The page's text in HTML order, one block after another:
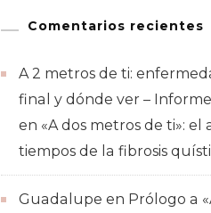
Comentarios recientes
A 2 metros de ti:
final y dónde ver –
en «A dos metros de ti»: el
tiempos de la fibrosis
Guadalupe en Prólogo a